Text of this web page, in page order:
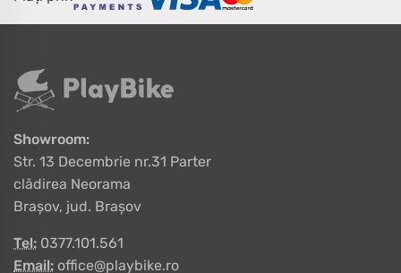
Showroom:
Str. 13 Decembrie nr.31 Parter
clădirea Neorama
Brașov, jud. Brașov
Tel: 0377.101.561
Email: office@playbike.ro